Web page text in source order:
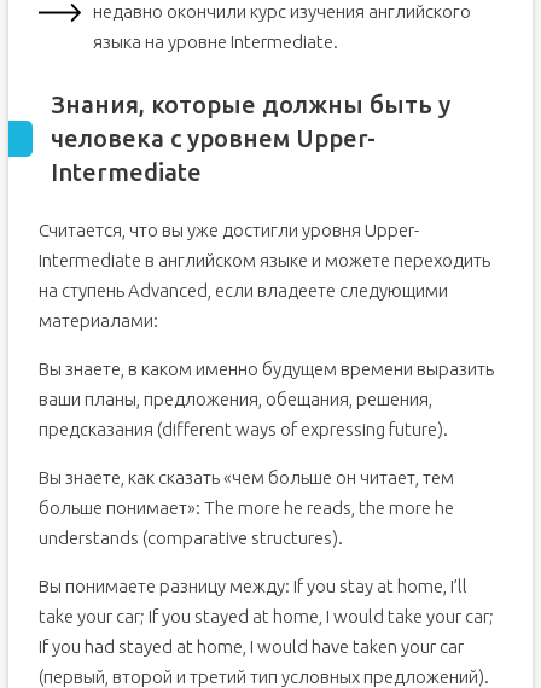
недавно окончили курс изучения английского
языка на уровне Intermediate.
Знания, которые должны быть у
человека с уровнем Upper-
Intermediate
Считается, что вы уже достигли уровня Upper-
Intermediate в английском языке и можете переходить
на ступень Advanced, если владеете следующими
материалами:
Вы знаете, в каком именно будущем времени выразить
ваши планы, предложения, обещания, решения,
предсказания (different ways of expressing future).
Вы знаете, как сказать «чем больше он читает, тем
больше понимает»: The more he reads, the more he
understands (comparative structures).
Вы понимаете разницу между: If you stay at home, I’ll
take your car; If you stayed at home, I would take your car;
If you had stayed at home, I would have taken your car
(первый, второй и третий тип условных предложений).